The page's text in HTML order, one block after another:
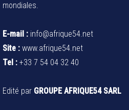
mondiales.
E-mail : info@afrique54.net
Site : www.afrique54.net
Tel : +33 7 54 04 32 40
Edité par GROUPE AFRIQUE54 SARL